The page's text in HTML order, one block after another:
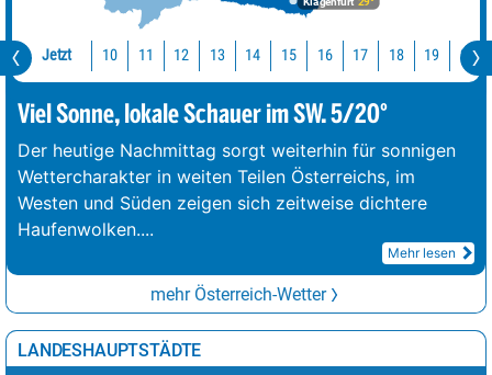
Sprühregen 18°
Sattelkarspitze 81% Sprühregen 11° 2 km/h
Jetzt 10 11 12 13 14 15 16 17 18 19 20
Viel Sonne, lokale Schauer im SW. 5/20°
Der heutige Nachmittag sorgt weiterhin für sonnigen
Wettercharakter in weiten Teilen Österreichs, im
Westen und Süden zeigen sich zeitweise dichtere
Haufenwolken....
Mehr lesen
mehr Österreich-Wetter
LANDESHAUPTSTÄDTE